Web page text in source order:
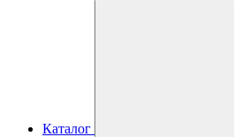
Каталог